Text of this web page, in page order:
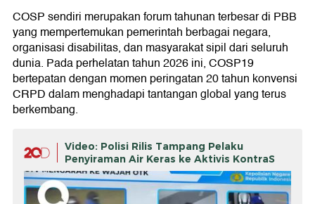
COSP sendiri merupakan forum tahunan terbesar di PBB
yang mempertemukan pemerintah berbagai negara,
organisasi disabilitas, dan masyarakat sipil dari seluruh
dunia. Pada perhelatan tahun 2026 ini, COSP19
bertepatan dengan momen peringatan 20 tahun konvensi
CRPD dalam menghadapi tantangan global yang terus
berkembang.
Video: Polisi Rilis Tampang Pelaku
Penyiraman Air Keras ke Aktivis KontraS